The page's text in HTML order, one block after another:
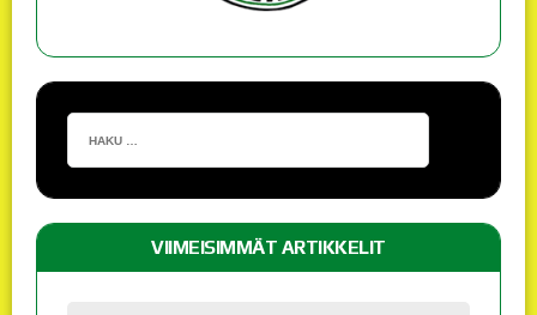
VIIMEISIMMÄT ARTIKKELIT